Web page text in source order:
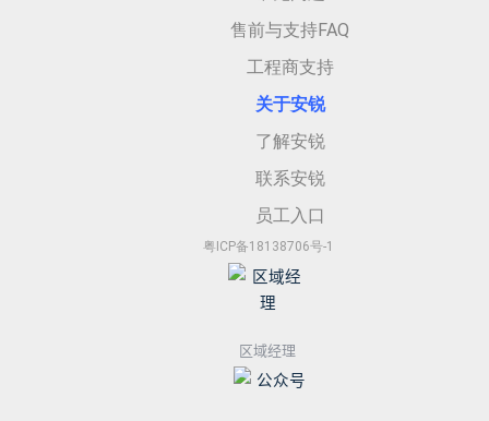
售前与支持FAQ
工程商支持
关于安锐
了解安锐
联系安锐
员工入口
粤ICP备18138706号-1
区域经理